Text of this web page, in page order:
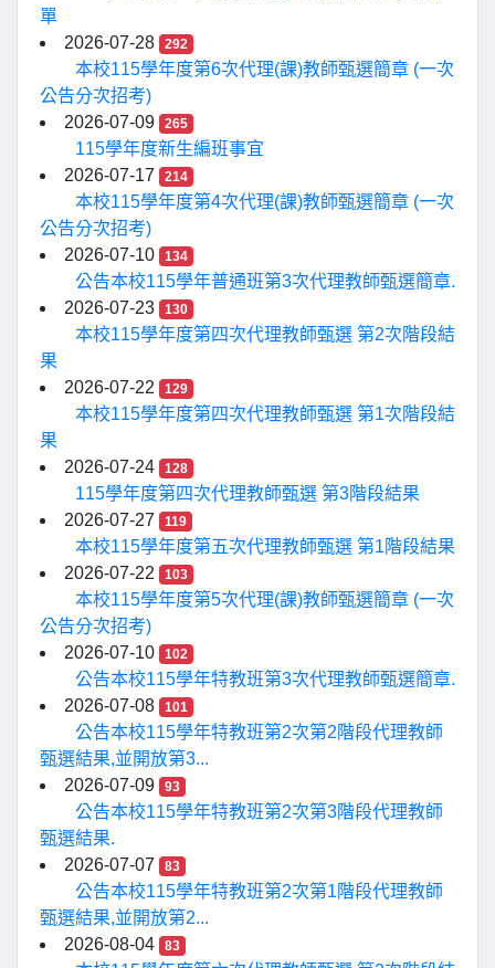
單
2026-07-28
292
本校115學年度第6次代理(課)教師甄選簡章 (一次
公告分次招考)
2026-07-09
265
115學年度新生編班事宜
2026-07-17
214
本校115學年度第4次代理(課)教師甄選簡章 (一次
公告分次招考)
2026-07-10
134
公告本校115學年普通班第3次代理教師甄選簡章.
2026-07-23
130
本校115學年度第四次代理教師甄選 第2次階段結
果
2026-07-22
129
本校115學年度第四次代理教師甄選 第1次階段結
果
2026-07-24
128
115學年度第四次代理教師甄選 第3階段結果
2026-07-27
119
本校115學年度第五次代理教師甄選 第1階段結果
2026-07-22
103
本校115學年度第5次代理(課)教師甄選簡章 (一次
公告分次招考)
2026-07-10
102
公告本校115學年特教班第3次代理教師甄選簡章.
2026-07-08
101
公告本校115學年特教班第2次第2階段代理教師
甄選結果,並開放第3...
2026-07-09
93
公告本校115學年特教班第2次第3階段代理教師
甄選結果.
2026-07-07
83
公告本校115學年特教班第2次第1階段代理教師
甄選結果,並開放第2...
2026-08-04
83